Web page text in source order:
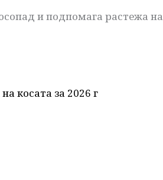
и подпомага растежа на
косата за 2026 г